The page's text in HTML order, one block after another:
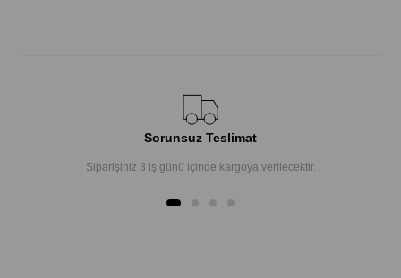
Sorunsuz Teslimat
Siparişiniz 3 iş günü içinde kargoya verilecektir.